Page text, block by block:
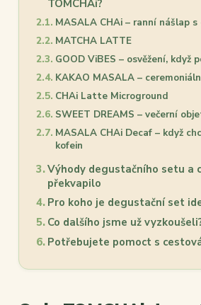
TOMCHAi?
MASALA CHAi – ranní nášlap
MATCHA LATTE
GOOD ViBES – osvěžení,
KAKAO MASALA –
CHAi Latte Microground
SWEET DREAMS – večerní
MASALA CHAi Decaf – když
kofein
Výhody degustačního setu a
překvapilo
Pro koho je degustační set
Co dalšího jsme už
Potřebujete pomoct s